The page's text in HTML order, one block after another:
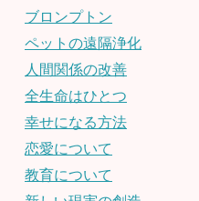
ブロンプトン
ペットの遠隔浄化
人間関係の改善
全生命はひとつ
幸せになる方法
恋愛について
教育について